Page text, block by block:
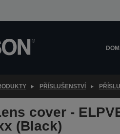
PŘÍSLUŠENSTVÍ
cover -
(Black)